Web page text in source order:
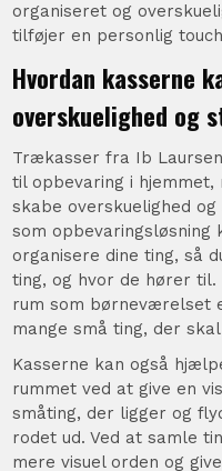
organiseret og
tilføjer en personlig
Hvordan kasserne
overskuelighed og
Trækasser fra Ib
til opbevaring i
skabe overskuelighed
som opbevaringsløsning
organisere dine ting, så
ting, og hvor de hører
rum som børneværelset
mange små ting, der
Kasserne kan også
rummet ved at give en
småting, der ligger og
rodet ud. Ved at samle
mere visuel orden og